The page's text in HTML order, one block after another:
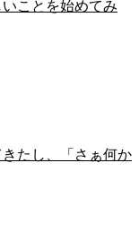
ことを始めてみ
たし、「さぁ何か